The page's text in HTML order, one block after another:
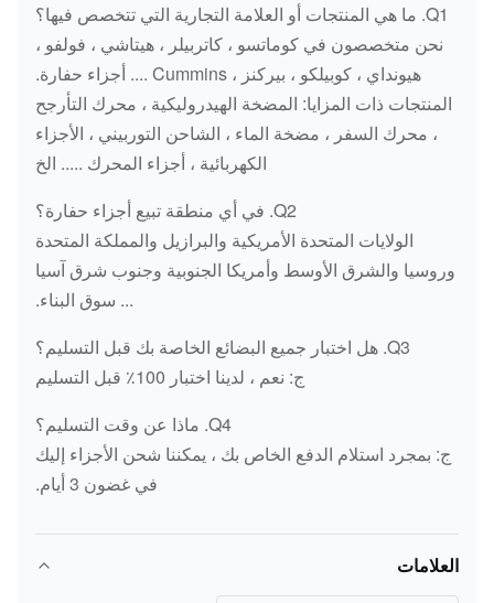
ثورة الثورة PC200-7
7861-93-2310
مستشعر
عمود الحدبات
D275A-5
ND029600-
0580
KOMATSU
6261-81-2911
مستشعر
عمود الحدبات
PC200-8
PC200-8
عمود الحدبات
PC400-7
6217-81-9210
PC200-8
D4921684
ND499000-
المستشعر
KATO
5 HD450 HD400G HD400SE
HD450SE HD510 HD512
HD550SE HD700G HD700-5 / 7
HD800-5 / 7 HD820 HD880-
1HD820 HD880 HD900SEV
HD900-2 / 5/7 HD1023 HD1100
HD1200 HD1220 HD1250-7
HD1500 HD1880G HD1880SE
LX02 / 03 LX08 SH45 SH55
SH60 SH75-3 SH100 SH120
SH145U SH200 SH200A3
SH210 SH220 SH240 SH250
SH260 ​​SH280 SH300 SH340
SH350 SH400 SH450 LS200
LS200 LS280 LS1200 LS1600
LS2035 LS2050L LS2650
LS4300FJ2 LS5800C2 SC800
Q1. ما هي المنتجات أو العلامة التجارية التي تتخصص فيها؟
نحن متخصصون في كوماتسو ، كاتربيلر ، هيتاشي ، فولفو ،
هيونداي ، كوبيلكو ، بيركنز ، Cummins .... أجزاء حفارة.
المنتجات ذات المزايا: المضخة الهيدروليكية ، محرك التأرجح
، محرك السفر ، مضخة الماء ، الشاحن التوربيني ، الأجزاء
الكهربائية ، أجزاء المحرك ..... الخ
Q2. في أي منطقة تبيع أجزاء حفارة؟
الولايات المتحدة الأمريكية والبرازيل والمملكة المتحدة
وروسيا والشرق الأوسط وأمريكا الجنوبية وجنوب شرق آسيا
... سوق البناء.
Q3. هل اختبار جميع البضائع الخاصة بك قبل التسليم؟
ج: نعم ، لدينا اختبار 100٪ قبل التسليم
Q4. ماذا عن وقت التسليم؟
ج: بمجرد استلام الدفع الخاص بك ، يمكننا شحن الأجزاء إليك
في غضون 3 أيام.
العلامات